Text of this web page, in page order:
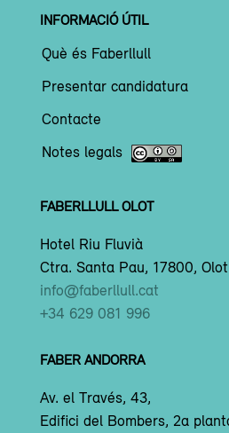
INFORMACIÓ ÚTIL
Què és Faberllull
Presentar candidatura
Contacte
Notes legals
FABERLLULL OLOT
Hotel Riu Fluvià
Ctra. Santa Pau, 17800,
info@faberllull.cat
+34 629 081 996
FABER ANDORRA
Av. el Través, 43,
Edifici del Bombers, 2a